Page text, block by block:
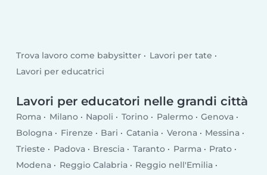
Trova lavoro come babysitter
Lavori per tate
Lavori per educatrici
Lavori per educatori nelle grandi città
Roma Milano Napoli Torino Palermo
Genova
Bologna
Firenze Bari Catania Verona
Messina
Trieste
Padova Brescia Taranto Parma
Prato
Modena
Reggio Calabria
Reggio nell'Emilia